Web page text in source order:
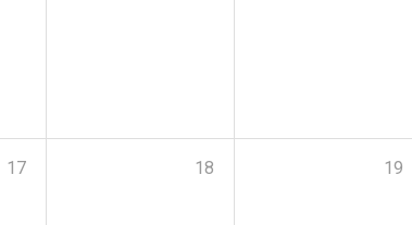
17 18 19